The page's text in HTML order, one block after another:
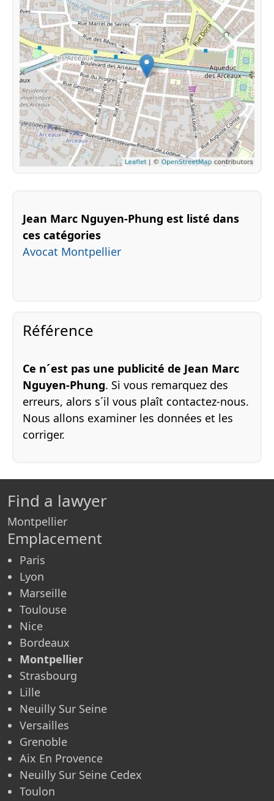
Jean Marc Nguyen-Phung est listé dans
ces catégories
Avocat Montpellier
Référence
Ce n´est pas une publicité de Jean Marc
Nguyen-Phung. Si vous remarquez des
erreurs, alors s´il vous plaît contactez-nous.
Nous allons examiner les données et les
corriger.
Find a lawyer
Montpellier
Emplacement
Paris
Lyon
Marseille
Toulouse
Nice
Bordeaux
Montpellier
Strasbourg
Lille
Neuilly Sur Seine
Versailles
Grenoble
Aix En Provence
Neuilly Sur Seine Cedex
Toulon